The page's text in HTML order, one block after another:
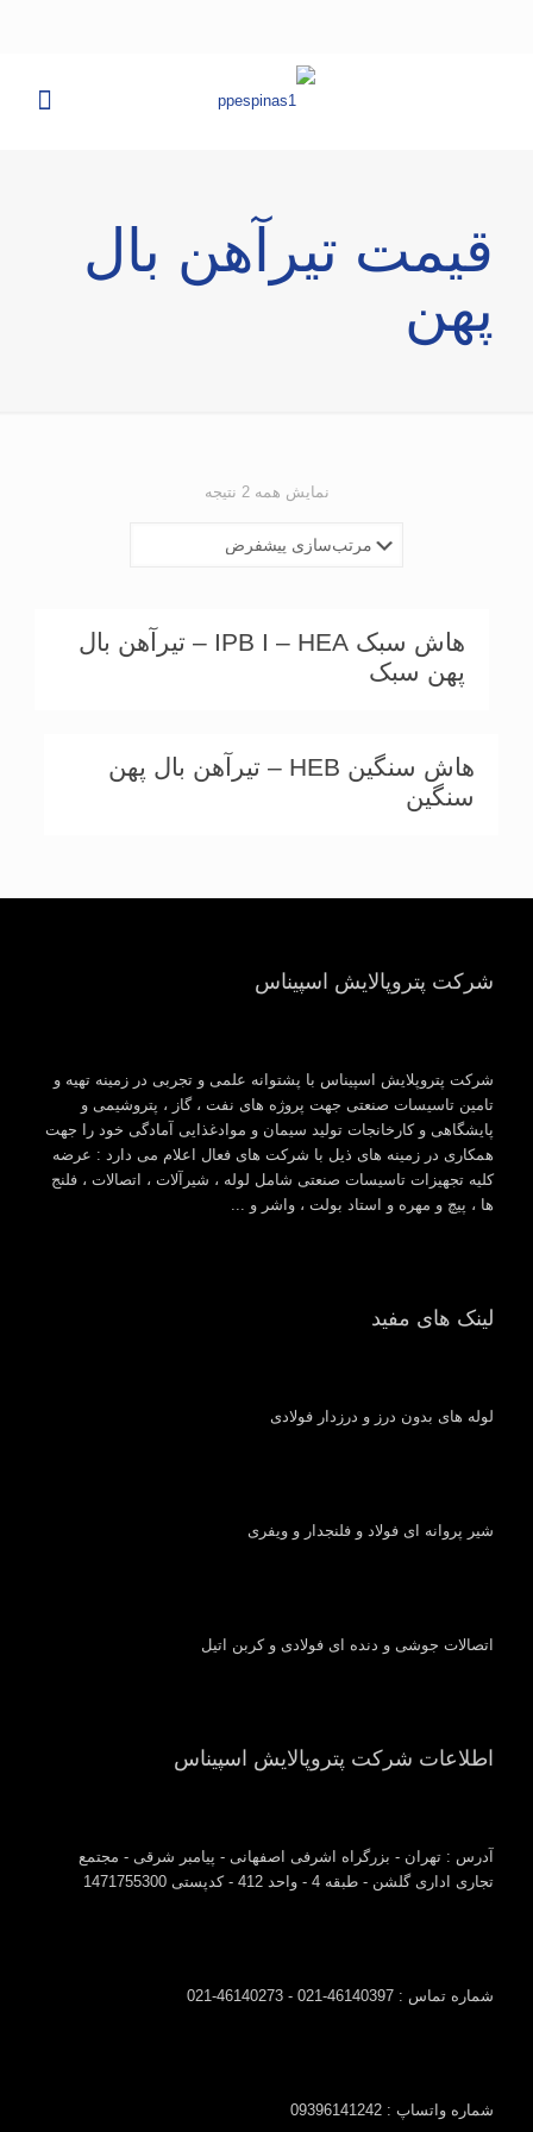
قیمت تیرآهن بال
پهن
نمایش همه 2 نتیجه
هاش سبک IPB I – HEA – تیرآهن بال
پهن سبک
هاش سنگین HEB – تیرآهن بال پهن
سنگین
شرکت پتروپالایش اسپیناس
شرکت پتروپلایش اسپیناس با پشتوانه علمی و تجربی در زمینه تهیه و
تامین تاسیسات صنعتی جهت پروژه های نفت ، گاز ، پتروشیمی و
پایشگاهی و کارخانجات تولید سیمان و موادغذایی آمادگی خود را جهت
همکاری در زمینه های ذیل با شرکت های فعال اعلام می دارد : عرضه
کلیه تجهیزات تاسیسات صنعتی شامل لوله ، شیرآلات ، اتصالات ، فلنج
ها ، پیچ و مهره و استاد بولت ، واشر و ...
لینک های مفید
لوله های بدون درز و درزدار فولادی
شیر پروانه ای فولاد و فلنجدار و ویفری
اتصالات جوشی و دنده ای فولادی و کربن اتیل
اطلاعات شرکت پتروپالایش اسپیناس
آدرس : تهران - بزرگراه اشرفی اصفهانی - پیامبر شرقی - مجتمع
تجاری اداری گلشن - طبقه 4 - واحد 412 - کدپستی 1471755300
شماره تماس : 46140397-021 - 46140273-021
شماره واتساپ : 09396141242